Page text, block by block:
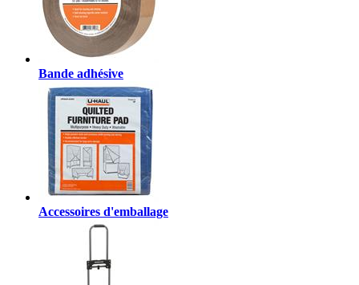
Bande adhésive
Accessoires d'emballage